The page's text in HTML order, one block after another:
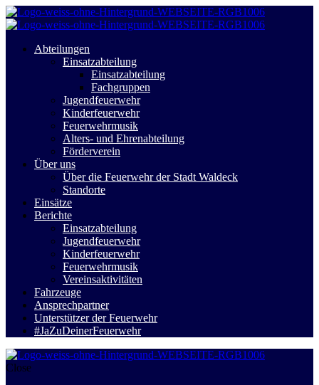
Abteilungen
Einsatzabteilung
Einsatzabteilung
Fachgruppen
Jugendfeuerwehr
Kinderfeuerwehr
Feuerwehrmusik
Alters- und Ehrenabteilung
Förderverein
Über uns
Über die Feuerwehr der Stadt Waldeck
Standorte
Einsätze
Berichte
Einsatzabteilung
Jugendfeuerwehr
Kinderfeuerwehr
Feuerwehrmusik
Vereinsaktivitäten
Fahrzeuge
Ansprechpartner
Unterstützer der Feuerwehr
#JaZuDeinerFeuerwehr
Close